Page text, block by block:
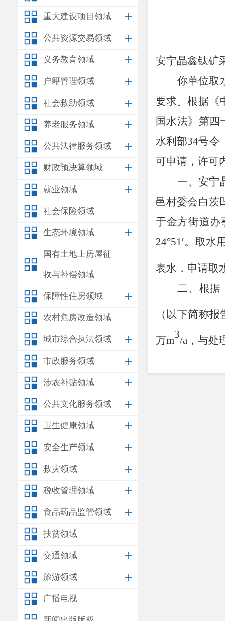
重大建设项目领域
公共资源交易领域
义务教育领域
户籍管理领域
社会救助领域
养老服务领域
公共法律服务领域
财政预决算领域
就业领域
社会保险领域
生态环境领域
国有土地上房屋征
收与补偿领域
保障性住房领域
农村危房改造领域
城市综合执法领域
市政服务领域
涉农补贴领域
公共文化服务领域
卫生健康领域
安全生产领域
救灾领域
税收管理领域
食品药品监管领域
扶贫领域
交通领域
旅游领域
广播电视
安宁晶鑫钛矿
你单位取
要求。根据《
国水法》第四
水利部34号令
可申请，许可
一、安宁
邑村委会白茨
于金方街道办
24°51′。取水
表水，申请取
二、根据
（以下简称
万m3/a ，与